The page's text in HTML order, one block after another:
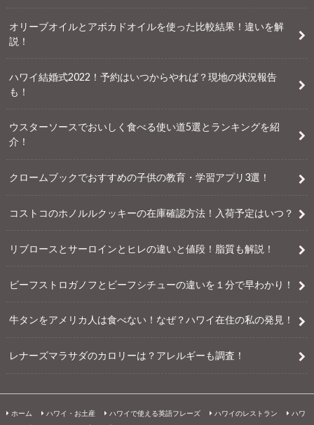
オリーブオイルとアボカドオイルを使った比較結果！違いを解
説！
ハワイ結婚式2022！予約はいつからやれば？現地の状況報告
も！
ウスターソースでおいしく食べる使い道5選とランキングを紹
介！
クロームブックでおすすめの子供の教育・学習アプリ3選！
コストコのホノルルクッキーの在庫確認方法！入荷予定はいつ？
リブロースとサーロインとヒレの違いと値段！脂質も解説！
ビーフストロガノフとビーフシチューの違いを１分で早わかり！
牛タンをアメリカ人は食べない！なぜ？ハワイ在住の私の発見！
レナーズマラサダのカロリーは？アレルギーも調査！
ホーム ハワイ・お土産 ハワイで使える英語フレーズ ハワイのレストラン
ハワ